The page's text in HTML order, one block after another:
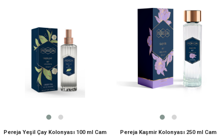
Pereja Yeşil Çay Kolonyası 100 ml Cam
Pereja Kaşmir Kolonyası 250 ml Cam